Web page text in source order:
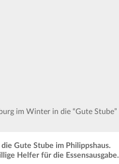
im Winter in die “Gute Stube”
Gute Stube im Philippshaus.
Helfer für die Essensausgabe.